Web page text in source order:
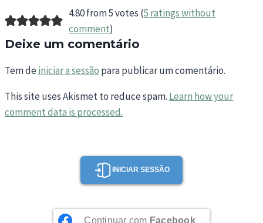
4.80 from 5 votes (5 ratings without
comment)
Deixe um comentário
Tem deiniciar a sessão para publicar um comentário.
This site uses Akismet to reduce spam. Learn how your
comment data is processed.
INICIAR SESSÃO
Continuar com Facebook